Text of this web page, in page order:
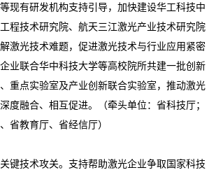
现有研发机构支持引导，加快建设华工科技中
程技术研究院、航天三江激光产业技术研究院
激光技术难题，促进激光技术与行业应用紧密
业联合华中科技大学等高校院所共建一批创新
重点实验室及产业创新联合实验室，推动激光
度融合、相互促进。（牵头单位：省科技厅；
省教育厅、省经信厅）
技术攻关。支持帮助激光企业争取国家科技